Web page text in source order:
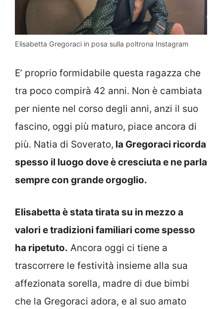
Elisabetta Gregoraci in posa sulla poltrona Instagram
E’ proprio formidabile questa ragazza che
tra poco compirà 42 anni. Non è cambiata
per niente nel corso degli anni, anzi il suo
fascino, oggi più maturo, piace ancora di
più. Natia di Soverato, la Gregoraci ricorda
spesso il luogo dove è cresciuta e ne parla
sempre con grande orgoglio.
Elisabetta è stata tirata su in mezzo a
valori e tradizioni familiari come spesso
ha ripetuto. Ancora oggi ci tiene a
trascorrere le festività insieme alla sua
affezionata sorella, madre di due bimbi
che la Gregoraci adora, e al suo amato